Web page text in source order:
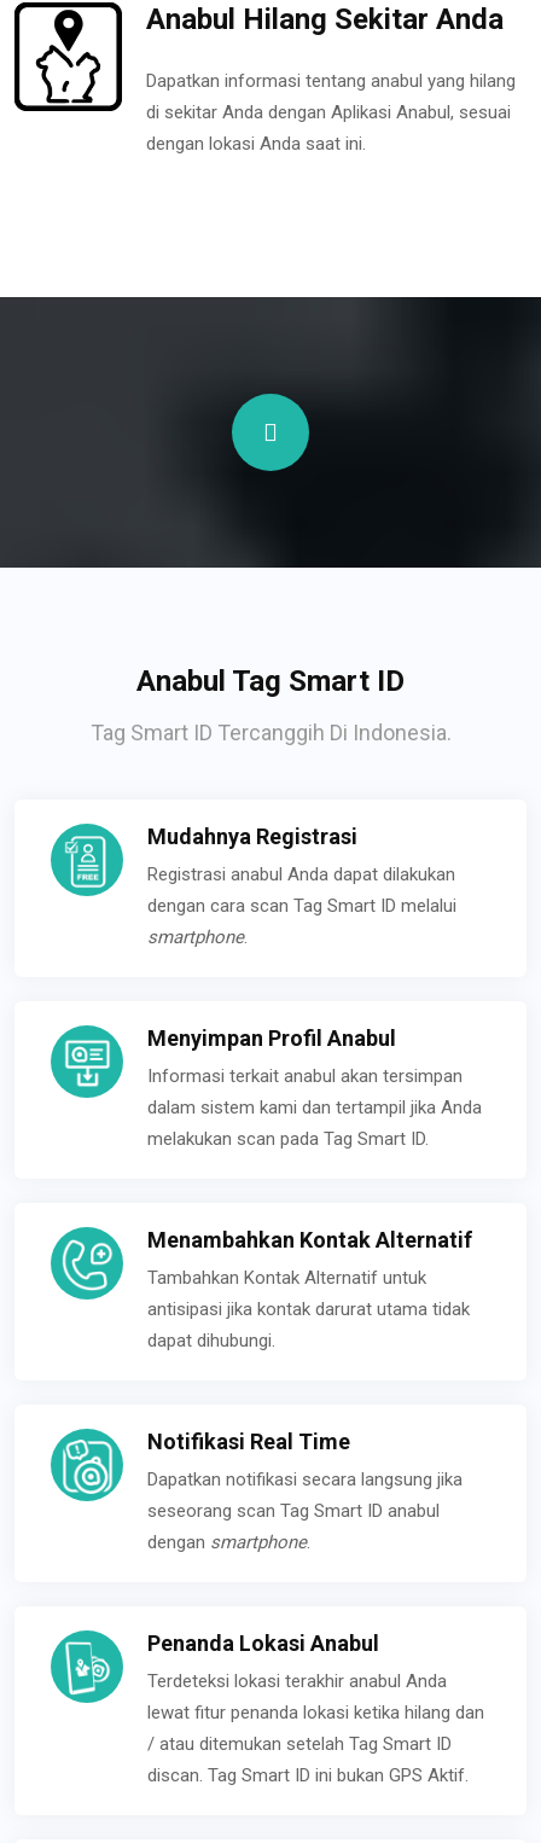
Anabul Hilang Sekitar Anda
Dapatkan informasi tentang anabul yang hilang
di sekitar Anda dengan Aplikasi Anabul, sesuai
dengan lokasi Anda saat ini.
Anabul Tag Smart ID
Tag Smart ID Tercanggih Di Indonesia.
Mudahnya Registrasi
Registrasi anabul Anda dapat dilakukan
dengan cara scan Tag Smart ID melalui
smartphone.
Menyimpan Profil Anabul
Informasi terkait anabul akan tersimpan
dalam sistem kami dan tertampil jika Anda
melakukan scan pada Tag Smart ID.
Menambahkan Kontak Alternatif
Tambahkan Kontak Alternatif untuk
antisipasi jika kontak darurat utama tidak
dapat dihubungi.
Notifikasi Real Time
Dapatkan notifikasi secara langsung jika
seseorang scan Tag Smart ID anabul
dengan smartphone.
Penanda Lokasi Anabul
Terdeteksi lokasi terakhir anabul Anda
lewat fitur penanda lokasi ketika hilang dan
/ atau ditemukan setelah Tag Smart ID
discan. Tag Smart ID ini bukan GPS Aktif.